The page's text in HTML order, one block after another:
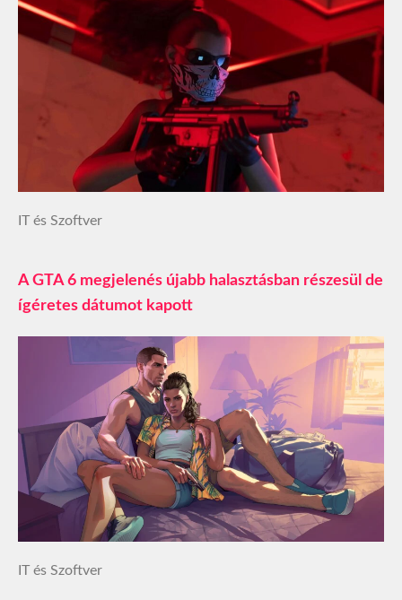
IT és Szoftver
A GTA 6 megjelenés újabb halasztásban részesül de
ígéretes dátumot kapott
IT és Szoftver